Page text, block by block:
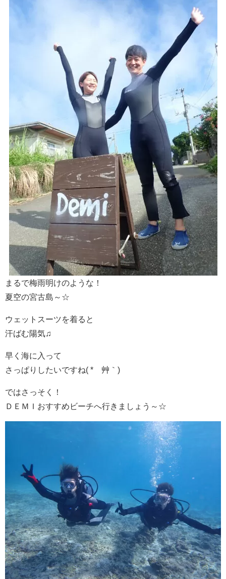
まるで梅雨明けのような！
夏空の宮古島～☆
ウェットスーツを着ると
汗ばむ陽気♫
早く海に入って
さっぱりしたいですね( *´艸｀)
ではさっそく！
ＤＥＭＩおすすめビーチへ行きましょう～☆